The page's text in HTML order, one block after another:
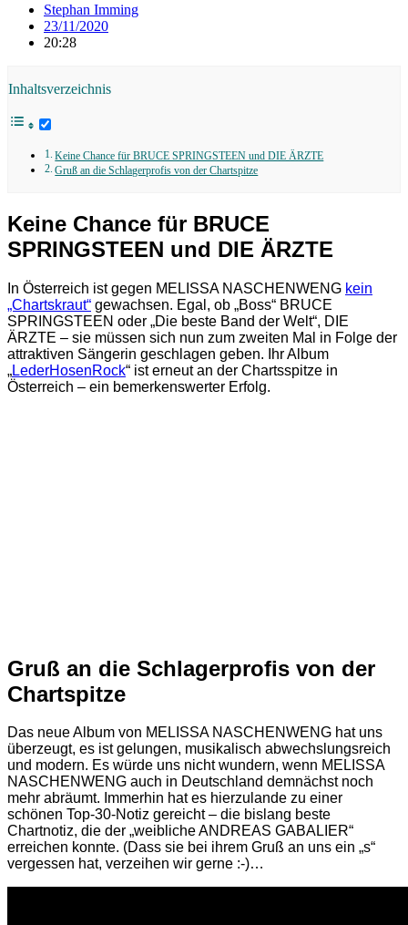
Stephan Imming
23/11/2020
20:28
Inhaltsverzeichnis
Keine Chance für BRUCE SPRINGSTEEN und DIE ÄRZTE
Gruß an die Schlagerprofis von der Chartspitze
Keine Chance für BRUCE
SPRINGSTEEN und DIE ÄRZTE
In Österreich ist gegen MELISSA NASCHENWENG kein
„Chartskraut“ gewachsen. Egal, ob „Boss“ BRUCE
SPRINGSTEEN oder „Die beste Band der Welt“, DIE
ÄRZTE – sie müssen sich nun zum zweiten Mal in Folge der
attraktiven Sängerin geschlagen geben. Ihr Album
„LederHosenRock“ ist erneut an der Chartsspitze in
Österreich – ein bemerkenswerter Erfolg.
Gruß an die Schlagerprofis von der
Chartspitze
Das neue Album von MELISSA NASCHENWENG hat uns
überzeugt, es ist gelungen, musikalisch abwechslungsreich
und modern. Es würde uns nicht wundern, wenn MELISSA
NASCHENWENG auch in Deutschland demnächst noch
mehr abräumt. Immerhin hat es hierzulande zu einer
schönen Top-30-Notiz gereicht – die bislang beste
Chartnotiz, die der „weibliche ANDREAS GABALIER“
erreichen konnte. (Dass sie bei ihrem Gruß an uns ein „s“
vergessen hat, verzeihen wir gerne :-)…